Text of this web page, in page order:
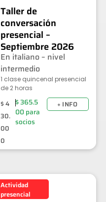
Taller de
conversación
presencial –
Septiembre 2026
En italiano – nivel
intermedio
1 clase quincenal presencial
de 2 horas
$4
30.
00
0
$365.5
00para
socios
+ INFO
Actividad
presencial